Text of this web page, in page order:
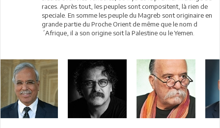
races. Après tout, les peuples sont compositent, là rien de
speciale. En somme les peuple du Magreb sont originaire en
grande partie du Proche Orient de même que le nom d
´Afrique, il a son origine soit la Palestine ou le Yemen.